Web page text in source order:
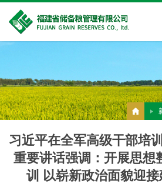
习近平在全军高级干部培
重要讲话强调：开展思想
训 以崭新政治面貌迎